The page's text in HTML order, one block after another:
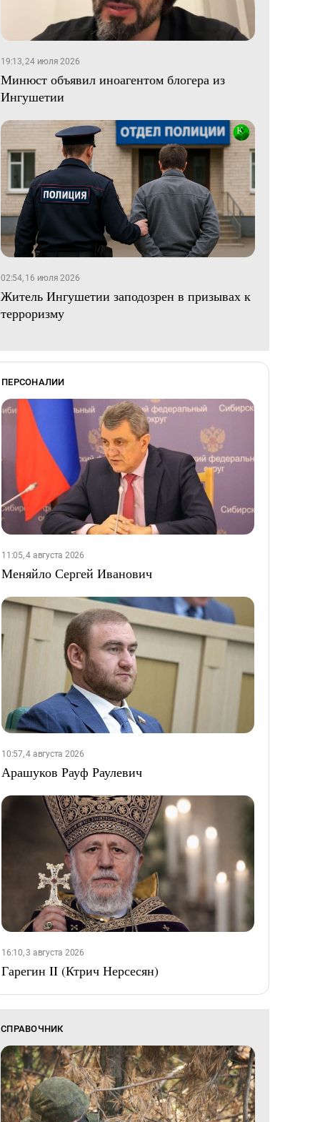
19:13, 24 июля 2026
Минюст объявил иноагентом блогера из
Ингушетии
02:54, 16 июля 2026
Житель Ингушетии заподозрен в призывах к
терроризму
ПЕРСОНАЛИИ
11:05, 4 августа 2026
Меняйло Сергей Иванович
10:57, 4 августа 2026
Арашуков Рауф Раулевич
16:10, 3 августа 2026
Гарегин II (Ктрич Нерсесян)
СПРАВОЧНИК